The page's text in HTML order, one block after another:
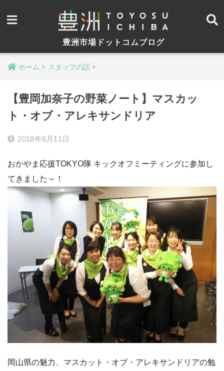
豊洲市場ドットコムブログ
ホーム スタッフの話
【豊岡加奈子の野菜ノート】マスカッ
ト・オブ・アレキサンドリア
2018年6月11日
おかやま応援TOKYO隊 キックオフミーティングに参加し
てきました～！
岡山県の魅力、マスカット・オブ・アレキサンドリアの勉